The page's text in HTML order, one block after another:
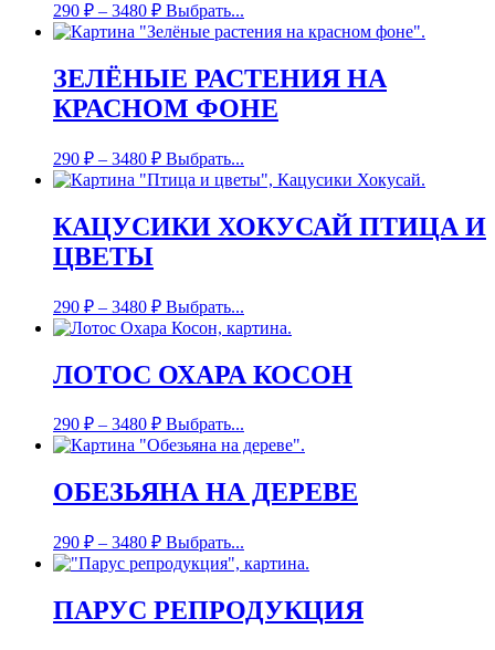
290 ₽ – 3480 ₽ Выбрать...
ЗЕЛЁНЫЕ РАСТЕНИЯ НА
КРАСНОМ ФОНЕ
290 ₽ – 3480 ₽ Выбрать...
КАЦУСИКИ ХОКУСАЙ ПТИЦА И
ЦВЕТЫ
290 ₽ – 3480 ₽ Выбрать...
ЛОТОС ОХАРА КОСОН
290 ₽ – 3480 ₽ Выбрать...
ОБЕЗЬЯНА НА ДЕРЕВЕ
290 ₽ – 3480 ₽ Выбрать...
ПАРУС РЕПРОДУКЦИЯ